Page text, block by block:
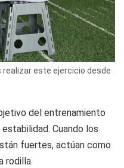
realizar este ejercicio desde
del entrenamiento
Cuando los
fuertes, actúan como
rodilla.